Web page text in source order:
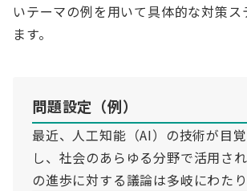
いテーマの例を用いて具体的な対策ス
ます。
問題設定（例）
最近、人工知能（AI）の技術が目
し、社会のあらゆる分野で活用さ
の進歩に対する議論は多岐にわたり